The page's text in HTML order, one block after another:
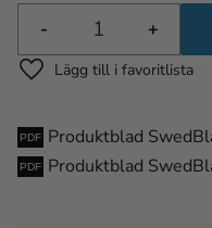
+
-
Lägg till i favoriter
Produktblad
Produktblad